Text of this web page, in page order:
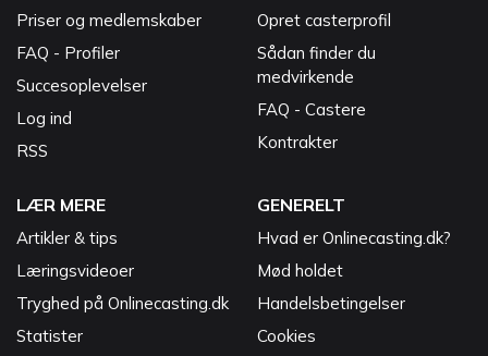
Priser og medlemskaber
FAQ - Profiler
Succesoplevelser
Log ind
RSS
Opret casterprofil
Sådan finder du
medvirkende
FAQ - Castere
Kontrakter
LÆR MERE
Artikler & tips
Læringsvideoer
Tryghed på Onlinecasting.dk
Statister
GENERELT
Hvad er Onlinecasting.dk?
Mød holdet
Handelsbetingelser
Cookies